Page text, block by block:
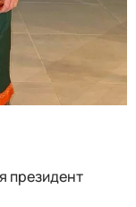
президент